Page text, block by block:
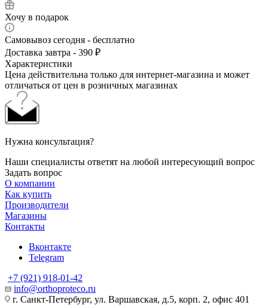
Хочу в подарок
Самовывоз сегодня - бесплатно
Доставка завтра - 390 ₽
Характеристики
Цена действительна только для интернет-магазина и может
отличаться от цен в розничных магазинах
Нужна консультация?
Наши специалисты ответят на любой интересующий вопрос
Задать вопрос
О компании
Как купить
Производители
Магазины
Контакты
Вконтакте
Telegram
+7 (921) 918-01-42
info@orthoproteco.ru
г. Санкт-Петербург, ул. Варшавская, д.5, корп. 2, офис 401